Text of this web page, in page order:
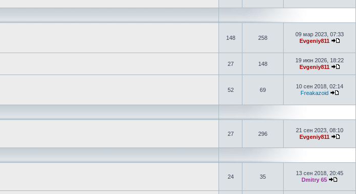
148 258
09 мар 2023, 07:33
Evgeniy811
27 148
19 июн 2026, 18:22
Evgeniy811
52 69
10 сен 2018, 02:14
Freakazoid
27 296
21 сен 2023, 08:10
Evgeniy811
24 35
13 сен 2018, 20:45
Dmitry 65